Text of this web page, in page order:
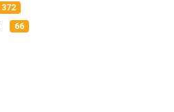
372
66